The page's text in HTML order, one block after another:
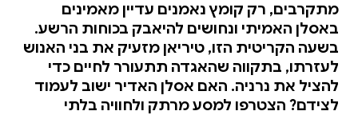
מתקרבים, רק קומץ נאמנים עדיין מאמינים
באסלן האמיתי ונחושים להיאבק בכוחות הרשע.
בשעה הקריטית הזו, טיריאן מזעיק את בני האנוש
לעזרתו, בתקווה שהאגדה תתעורר לחיים כדי
להציל את נרניה. האם אסלן האדיר ישוב לעמוד
לצידם? הצטרפו למסע מרתק ולחוויה בלתי